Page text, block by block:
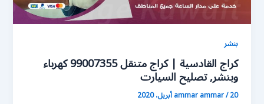
بنشر
كراج القادسية | كراج متنقل 99007355 كهرباء
وبنشر, تصليح السيارت
ammar ammar/20 أبريل، 2020